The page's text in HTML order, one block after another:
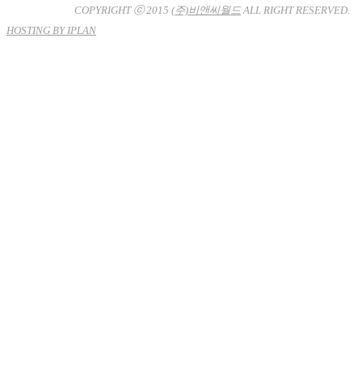
COPYRIGHT ⓒ 2015 (주)비앤씨월드ALL RIGHT RESERVED.
HOSTING BY IPLAN